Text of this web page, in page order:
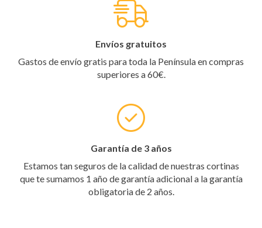
Envíos gratuitos
Gastos de envío gratis para toda la Península en compras
superiores a 60€.
Garantía de 3 años
Estamos tan seguros de la calidad de nuestras cortinas
que te sumamos 1 año de garantía adicional a la garantía
obligatoria de 2 años.